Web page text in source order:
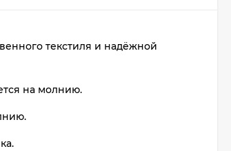
текстиля и надёжной
на молнию.